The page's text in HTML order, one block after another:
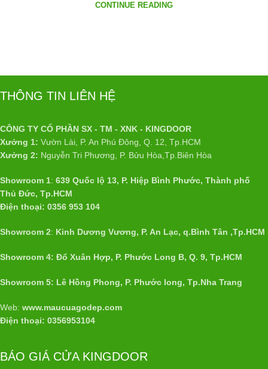
CONTINUE READING
THÔNG TIN LIÊN HỆ
CÔNG TY CỔ PHẦN SX - TM - XNK - KINGDOOR
Xưởng 1: Vườn Lài, P. An Phú Đông, Q. 12, Tp.HCM
Xưởng 2: Nguyễn Tri Phương, P. Bửu Hòa,Tp.Biên Hòa
Showroom 1: 639 Quốc lộ 13, P. Hiệp Bình Phước, Thành phố
Thủ Đức, Tp.HCM
Điện thoại: 0356 953 104
Showroom 2: Kinh Dương Vương, P. An Lạc, q.Bình Tân ,Tp.HCM
Showroom 4: Đổ Xuân Hợp, P. Phước Long B, Q. 9, Tp.HCM
Showroom 5: Lê Hồng Phong, P. Phước long, Tp.Nha Trang
Web: www.maucuagodep.com
Điện thoại: 0356953104
BÁO GIÁ CỬA KINGDOOR